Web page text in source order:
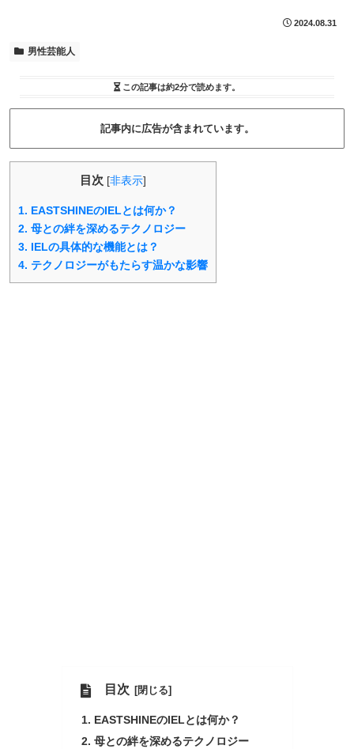
2024.08.31
男性芸能人
この記事は約2分で読めます。
記事内に広告が含まれています。
目次 [非表示]
1. EASTSHINEのIELとは何か？
2. 母との絆を深めるテクノロジー
3. IELの具体的な機能とは？
4. テクノロジーがもたらす温かな影響
目次
EASTSHINEのIELとは何か？
母との絆を深めるテクノロジー